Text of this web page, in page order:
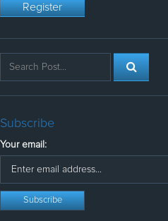
Register
Subscribe
Your email: